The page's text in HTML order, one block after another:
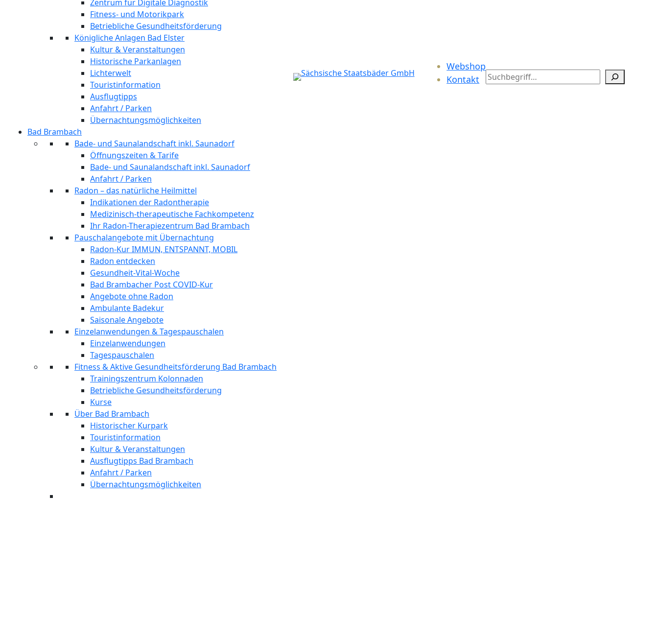
Zentrum für Digitale Diagnostik
Fitness- und Motorikpark
Betriebliche Gesundheitsförderung
Königliche Anlagen Bad Elster
Kultur & Veranstaltungen
Historische Parkanlagen
Lichterwelt
Touristinformation
Ausflugtipps
Anfahrt / Parken
Übernachtungsmöglichkeiten
Bad Brambach
Bade- und Saunalandschaft inkl. Saunadorf
Öffnungszeiten & Tarife
Bade- und Saunalandschaft inkl. Saunadorf
Anfahrt / Parken
Radon – das natürliche Heilmittel
Indikationen der Radontherapie
Medizinisch-therapeutische Fachkompetenz
Ihr Radon-Therapiezentrum Bad Brambach
Pauschalangebote mit Übernachtung
Radon-Kur IMMUN, ENTSPANNT, MOBIL
Radon entdecken
Gesundheit-Vital-Woche
Bad Brambacher Post COVID-Kur
Angebote ohne Radon
Ambulante Badekur
Saisonale Angebote
Einzelanwendungen & Tagespauschalen
Einzelanwendungen
Tagespauschalen
Fitness & Aktive Gesundheitsförderung Bad Brambach
Trainingszentrum Kolonnaden
Betriebliche Gesundheitsförderung
Kurse
Über Bad Brambach
Historischer Kurpark
Touristinformation
Kultur & Veranstaltungen
Ausflugtipps Bad Brambach
Anfahrt / Parken
Übernachtungsmöglichkeiten
Webshop
Kontakt
Search